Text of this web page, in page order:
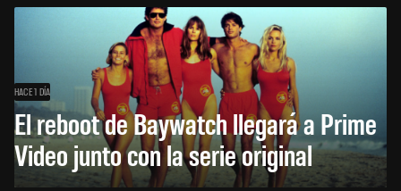
HACE 1 DÍA
El reboot de Baywatch llegará a Prime
Video junto con la serie original